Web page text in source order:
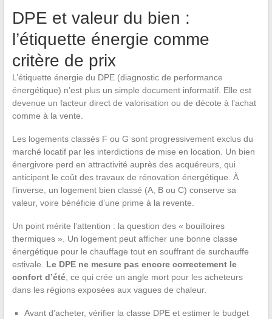
DPE et valeur du bien :
l’étiquette énergie comme
critère de prix
L’étiquette énergie du DPE (diagnostic de performance
énergétique) n’est plus un simple document informatif. Elle est
devenue un facteur direct de valorisation ou de décote à l’achat
comme à la vente.
Les logements classés F ou G sont progressivement exclus du
marché locatif par les interdictions de mise en location. Un bien
énergivore perd en attractivité auprès des acquéreurs, qui
anticipent le coût des travaux de rénovation énergétique. À
l’inverse, un logement bien classé (A, B ou C) conserve sa
valeur, voire bénéficie d’une prime à la revente.
Un point mérite l’attention : la question des « bouilloires
thermiques ». Un logement peut afficher une bonne classe
énergétique pour le chauffage tout en souffrant de surchauffe
estivale. Le DPE ne mesure pas encore correctement le
confort d’été, ce qui crée un angle mort pour les acheteurs
dans les régions exposées aux vagues de chaleur.
Avant d’acheter, vérifier la classe DPE et estimer le budget